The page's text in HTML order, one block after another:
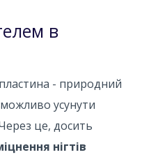
в
- природний
усунути
це, досить
нігтів